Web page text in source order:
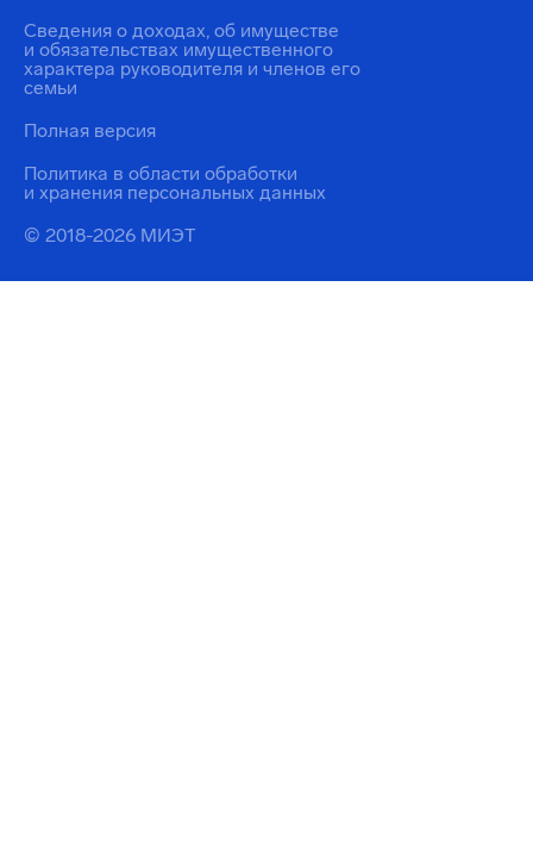
© 2018-2026 МИЭТ
Политика в области обработки
и хранения персональных данных
Сведения о доходах, об имуществе
и обязательствах имущественного
характера руководителя и членов его
семьи
Полная версия